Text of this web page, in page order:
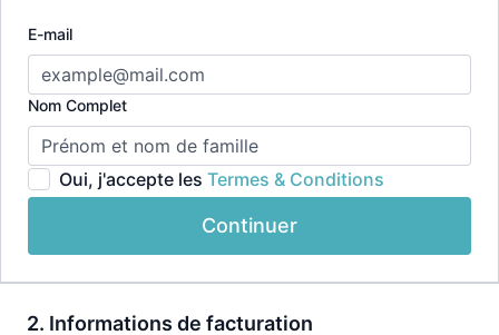
E-mail
Nom Complet
Oui, j'accepte les Termes & Conditions
Continuer
2. Informations de facturation
👉🏽Après la période d'essai de 7 jours, le montant
annuel sera prélevé de façon automatique chaque
année sur votre carte de crédit